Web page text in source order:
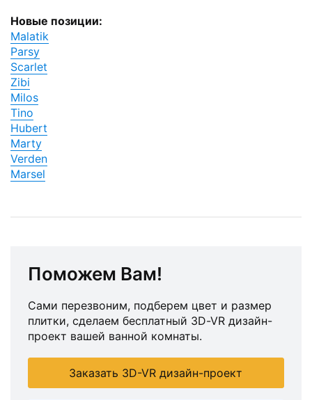
Новые позиции:
Malatik
Parsy
Scarlet
Zibi
Milos
Tino
Hubert
Marty
Verden
Marsel
Поможем Вам!
Сами перезвоним, подберем цвет и размер
плитки, сделаем бесплатный 3D-VR дизайн-
проект вашей ванной комнаты.
Заказать 3D-VR дизайн-проект